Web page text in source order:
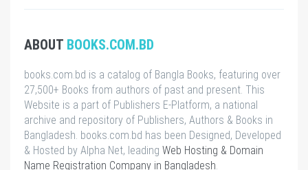
ABOUT BOOKS.COM.BD
books.com.bd is a catalog of Bangla Books, featuring over
27,500+ Books from authors of past and present. This
Website is a part of Publishers E-Platform, a national
archive and repository of Publishers, Authors & Books in
Bangladesh. books.com.bd has been Designed, Developed
& Hosted by Alpha Net, leading Web Hosting & Domain
Name Registration Company in Bangladesh